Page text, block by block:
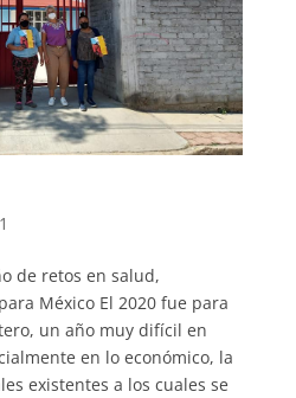
de retos en salud,
México El 2020 fue para
un año muy difícil en
en lo económico, la
existentes a los cuales se